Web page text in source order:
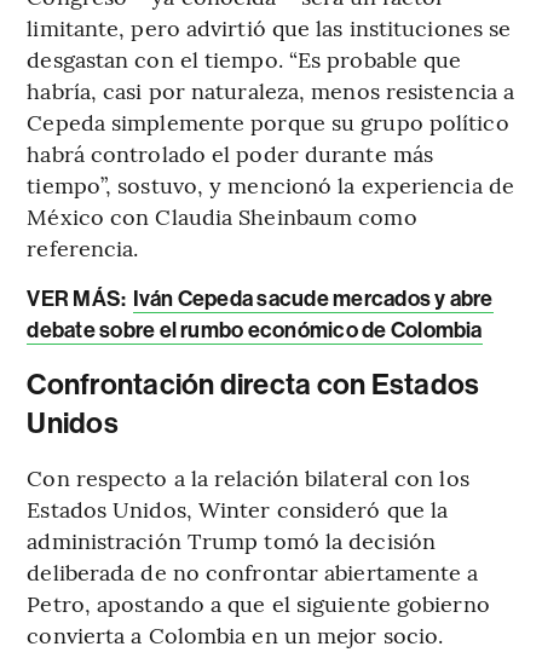
limitante, pero advirtió que las instituciones se
desgastan con el tiempo. “Es probable que
habría, casi por naturaleza, menos resistencia a
Cepeda simplemente porque su grupo político
habrá controlado el poder durante más
tiempo”, sostuvo, y mencionó la experiencia de
México con Claudia Sheinbaum como
referencia.
VER MÁS: Iván Cepeda sacude mercados y abre
debate sobre el rumbo económico de Colombia
Confrontación directa con Estados
Unidos
Con respecto a la relación bilateral con los
Estados Unidos, Winter consideró que la
administración Trump tomó la decisión
deliberada de no confrontar abiertamente a
Petro, apostando a que el siguiente gobierno
convierta a Colombia en un mejor socio.